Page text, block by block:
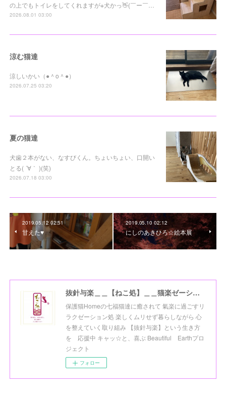
の上でもトイレをしてくれますが※犬かっ👋(￣ー￣…
2026.08.01 03:00
涼む猫達
涼しいかい（●＾o＾●）
2026.07.25 03:20
夏の猫達
犬歯２本がない、なすびくん。ちょいちょい、口開い
とる( ´∀｀ )(笑)
2026.07.18 03:00
2019.05.12 02:51
甘えた♥
2019.05.10 02:12
にしのあきひろ☆絵本展
抜針与楽＿＿【ねこ処】＿＿猫楽ゼーションHome☆
保護猫Homeの七福猫達に癒されて 氣楽に過ごすリ
ラクゼーション処 楽しくムリせず暮らしながら 心
を整えていく取り組み 【抜針与楽】という生き方
を 応援中 キャッ☆と、喜ぶ Beautiful Earthプロ
ジェクト
フォロー